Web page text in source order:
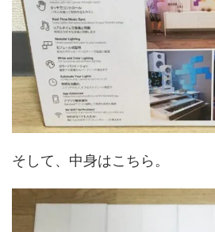
そして、中身はこちら。